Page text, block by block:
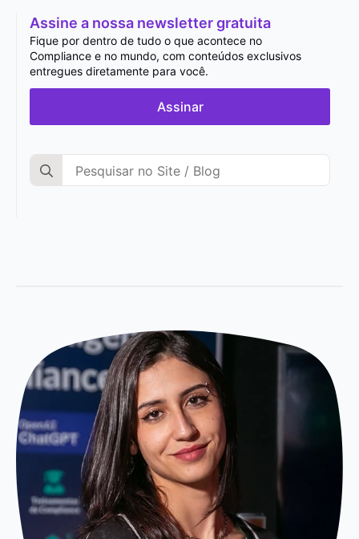
Assine a nossa newsletter gratuita
Fique por dentro de tudo o que acontece no
Compliance e no mundo, com conteúdos exclusivos
entregues diretamente para você.
Assinar
Search
for: